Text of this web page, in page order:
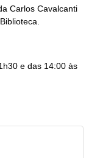
Carlos Cavalcanti
e das 14:00 às